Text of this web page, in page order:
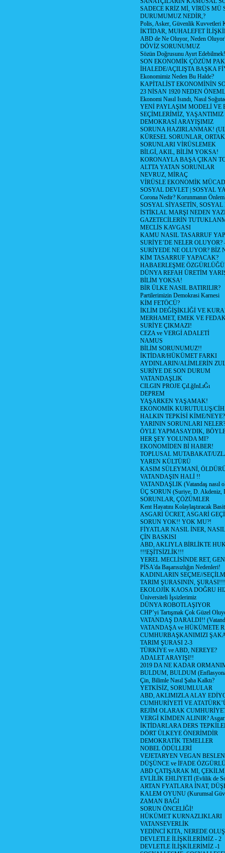
SADECE KRİZ Mİ, VİRÜS MÜ
DURUMUMUZ NEDİR,?
Polis, Asker, Güvenlik Kuvvetleri
İKTİDAR, MUHALEFET
ABD de Ne Oluyor, Neden
DÖVİZ SORUNUMUZ
Sözün Doğrusunu Ayırt Edebilmek!
SON EKONOMİK ÇÖZÜM
İHALEDE/AÇILIŞTA BAŞKA
Ekonomimiz Neden Bu Halde?
KAPİTALİST EKONOMİNİN
23 NİSAN 1920 NEDEN
Ekonomi Nasıl Isındı, Nasıl
YENİ PAYLAŞIM MODELİ VE
SEÇİMLERİMİZ, YAŞANTIMIZ
DEMOKRASİ ARAYIŞIMIZ
SORUNA HAZIRLANMAK!
KÜRESEL SORUNLAR,
SORUNLARI VİRÜSLEMEK
BİLGİ, AKIL, BİLİM YOKSA!
KORONAYLA BAŞA ÇIKAN
ALTTA YATAN SORUNLAR
NEVRUZ, MİRAÇ
VİRÜSLE EKONOMİK
SOSYAL DEVLET | SOSYAL
Corona Nedir? Korunmanın
SOSYAL SİYASETİN,
İSTİKLAL MARŞI NEDEN
GAZETECİLERİN
MECLİS KAVGASI
KAMU NASIL TASARRUF
SURİYE’DE NELER OLUYOR?
SURİYEDE NE OLUYOR? BİZ
KİM TASARRUF YAPACAK?
HABAERLEŞME
DÜNYA REFAH ÜRETİM
BİLİM YOKSA!
BİR ÜLKE NASIL BATIRILIR?
Partilerimizin Demokrasi Karnesi
KİM FETÖCÜ?
İKLİM DEĞİŞİKLİĞİ VE
MERHAMET, EMEK VE
SURİYE ÇIKMAZI!
CEZA ve VERGİ ADALETİ
NAMUS
BİLİM SORUNUMUZ!!
İKTİDAR/HÜKÜMET FARKI
AYDINLARIN/ALİMLERİN
SURİYE DE SON DURUM
VATANDAŞLIK
CILGIN PROJE ÇıLğInLıĞı
DEPREM
YAŞARKEN YAŞAMAK!
EKONOMİK KURUTULUŞ/
HALKIN TEPKİSİ KİME/NEYE?
YARININ SORUNLARI NELER?
ÖYLE YAPMASAYDIK,
HER ŞEY YOLUNDA MI?
EKONOMİDEN Bİ HABER!
TOPLUSAL MUTABAKAT/
YAREN KÜLTÜRÜ
KASIM SÜLEYMANİ,
VATANDAŞIN HALİ !!
VATANDAŞLIK (Vatandaş nasıl
ÜÇ SORUN (Suriye, D. Akdeniz,
SORUNLAR, ÇÖZÜMLER
Kent Hayatını Kolaylaştıracak
ASGARİ ÜCRET, ASGARİ
SORUN YOK!! YOK MU?!
FİYATLAR NASIL İNER,
ÇİN BASKISI
ABD, AKLIYLA BİRLİKTE
!!!EŞİTSİZLİK!!!
YEREL MECLİSİNDE RET,
PİSA'da Başarısızlığın Nedenleri!
KADINLARIN SEÇME//
TARIM ŞURASININ, ŞURASI!!!
EKOLOJİK KAOSA DOĞRU
Üniversiteli İşsizlerimiz
DÜNYA ROBOTLAŞIYOR
CHP’yi Tartışmak Çok Güzel
VATANDAŞ DARALDI!!
VATANDAŞA ve HÜKÜMETE
CUMHURBAŞKANIMIZI
TARIM ŞURASI 2-3
TÜRKİYE ve ABD, NEREYE?
ADALET ARAYIŞI!!
2019 DA NE KADAR
BULDUM, BULDUM
Çin, Bilimle Nasıl Şaha Kalktı?
YETKİSİZ, SORUMLULAR
ABD, AKLIMIZLA ALAY
CUMHURİYETİ VE
REJİM OLARAK
VERGİ KİMDEN ALINIR?
İKTİDARLARA DERS
DÖRT ÜLKEYE ÖNERİMDİR
DEMOKRATİK TEMELLER
NOBEL ÖDÜLLERİ
VEJETARYEN VEGAN
DÜŞÜNCE ve İFADE
ABD ÇATIŞARAK MI,
EVLİLİK EHLİYETİ (Evlilik de
ARTAN FYATLARA İNAT,
KALEM OYUNU (Kurumsal
ZAMAN BAĞI
SORUN ÖNCELİĞİ!
HÜKÜMET KURNAZLIKLARI
VATANSEVERLİK
YEDİNCİ KITA, NEREDE
DEVLETLE İLİŞKİLERİMİZ - 2
DEVLETLE İLİŞKİLERİMİZ -1